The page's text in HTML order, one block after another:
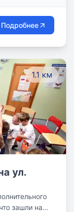
не
мы
Подробнее
1.1 км
ул.
зашли на